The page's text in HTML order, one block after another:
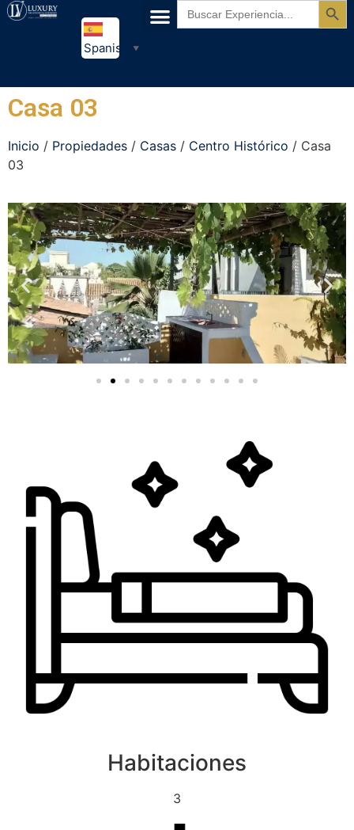
Spanish ▼
Buscar:
Casa 03
Inicio / Propiedades / Casas / Centro Histórico / Casa
03
Habitaciones
3